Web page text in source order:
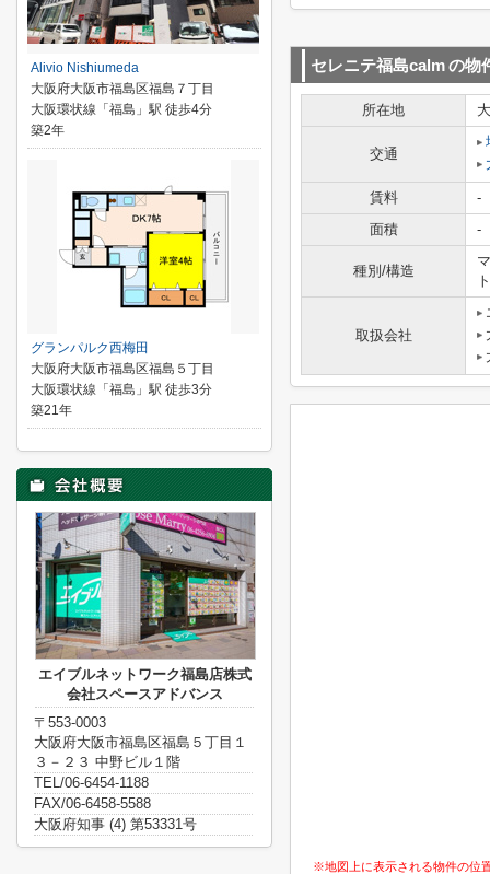
セレニテ福島calmの物
所在地
交通
賃料
-
面積
-
種別/構造
ト
取扱会社
※地図上に表示される物件の位
Alivio Nishiumeda
大阪府大阪市福島区福島７丁目
大阪環状線「福島」駅 徒歩4分
築2年
グランパルク西梅田
大阪府大阪市福島区福島５丁目
大阪環状線「福島」駅 徒歩3分
築21年
エイブルネットワーク福島店株式
会社スペースアドバンス
〒553-0003
大阪府大阪市福島区福島５丁目１
３－２３ 中野ビル１階
TEL/06-6454-1188
FAX/06-6458-5588
大阪府知事 (4) 第53331号